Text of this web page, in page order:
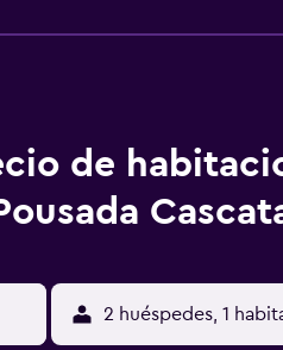
de
2 huéspedes, 1